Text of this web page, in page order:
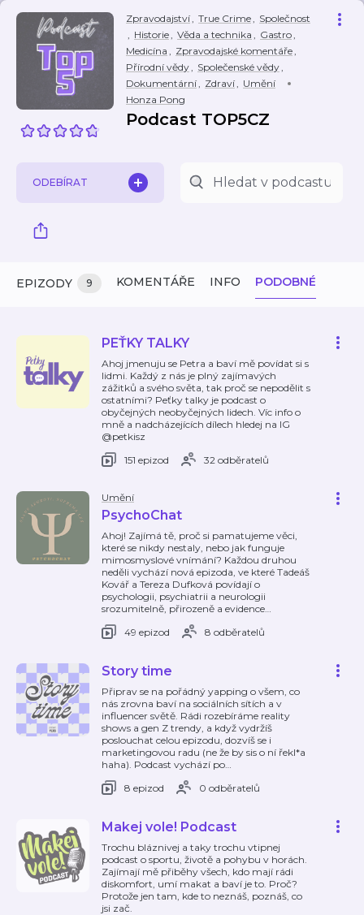
Zpravodajství, True Crime, Společnost
, Historie, Věda a technika , Gastro,
Medicína , Zpravodajské komentáře,
Přírodní vědy, Společenské vědy,
Dokumentární, Zdraví, Umění
Honza Pong
Podcast TOP5CZ
ODEBÍRAT
EPIZODY 9 KOMENTÁŘE INFO PODOBNÉ
PEŤKY TALKY
Ahoj jmenuju se Petra a baví mě povídat si s
lidmi. Každý z nás je plný zajímavých
zážitků a svého světa, tak proč se nepodělit s
ostatními? Peťky talky je podcast o
obyčejných neobyčejných lidech. Víc info o
mně a nadcházejících dílech hledej na IG
@petkisz
151 epizod
32 odběratelů
Umění
PsychoChat
Ahoj! Zajímá tě, proč si pamatujeme věci,
které se nikdy nestaly, nebo jak funguje
mimosmyslové vnímání? Každou druhou
neděli vychází nová epizoda, ve které Tadeáš
Kovář a Tereza Dufková povídají o
psychologii, psychiatrii a neurologii
srozumitelně, přirozeně a evidence…
49 epizod
8 odběratelů
Story time
Připrav se na pořádný yapping o všem, co
nás zrovna baví na sociálních sítích a v
influencer světě. Rádi rozebíráme reality
shows a gen Z trendy, a když vydržíš
poslouchat celou epizodu, dozvíš se i
marketingovou radu (ne že by sis o ní řekl*a
haha). Podcast vychází po…
8 epizod
0 odběratelů
Makej vole! Podcast
Trochu bláznivej a taky trochu vtipnej
podcast o sportu, životě a pohybu v horách.
Zajímají mě přiběhy všech, kdo mají rádi
diskomfort, umí makat a baví je to. Proč?
Protože jen tam, kde to neznáš, poznáš, co
jsi zač.